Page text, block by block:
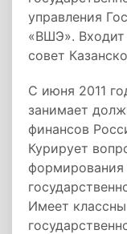
управления
«ВШЭ».
совет
С июня 2011
занимает
финансов
Курирует
формирования
Имеет